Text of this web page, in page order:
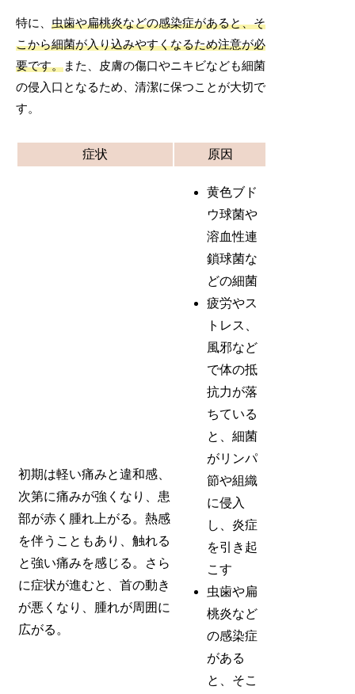
特に、虫歯や扁桃炎などの感染症があると、そ
こから細菌が入り込みやすくなるため注意が必
要です。また、皮膚の傷口やニキビなども細菌
の侵入口となるため、清潔に保つことが大切で
す。
症状 原因
初期は軽い痛みと違和感、
次第に痛みが強くなり、患
部が赤く腫れ上がる。熱感
を伴うこともあり、触れる
と強い痛みを感じる。さら
に症状が進むと、首の動き
が悪くなり、腫れが周囲に
広がる。
黄色ブド
ウ球菌や
溶血性連
鎖球菌な
どの細菌
疲労やス
トレス、
風邪など
で体の抵
抗力が落
ちている
と、細菌
がリンパ
節や組織
に侵入
し、炎症
を引き起
こす
虫歯や扁
桃炎など
の感染症
がある
と、そこ